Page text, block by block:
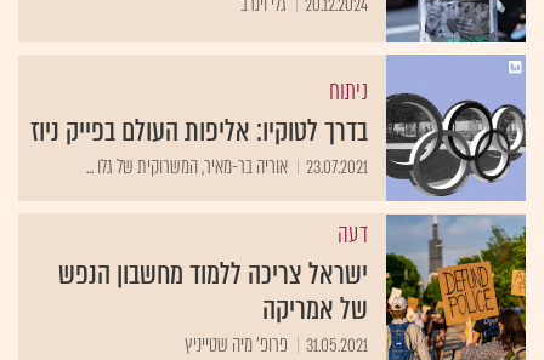
ניתוח
בדרך לטוקיו: אליפות העולם בפייק ניוז
23.07.2021 אוריה בר-מאיר, המשרוקית של גלו ...
דעה
ישראל צריכה ללמוד מחשבון הנפש
של אמריקה
31.05.2021 פרופ' מיה שטייניץ